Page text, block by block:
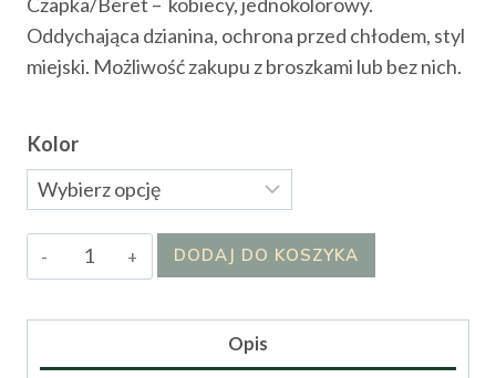
Oddychająca dzianina, ochrona przed chłodem, styl
miejski. Możliwość zakupu z broszkami lub bez nich.
Kolor
ilość
Beret
DODAJ DO KOSZYKA
Opis